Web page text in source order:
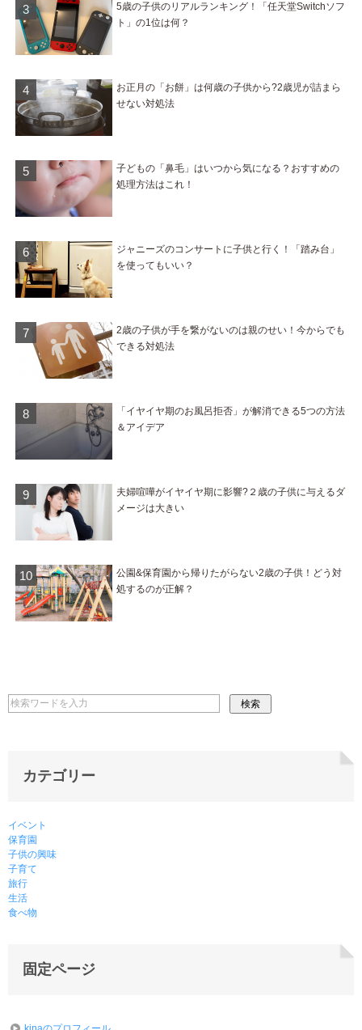
5歳の子供のリアルランキング！「任天堂Switchソフ
ト」の1位は何？
お正月の「お餅」は何歳の子供から?2歳児が詰まら
せない対処法
子どもの「鼻毛」はいつから気になる？おすすめの
処理方法はこれ！
ジャニーズのコンサートに子供と行く！「踏み台」
を使ってもいい？
2歳の子供が手を繋がないのは親のせい！今からでも
できる対処法
「イヤイヤ期のお風呂拒否」が解消できる5つの方法
＆アイデア
夫婦喧嘩がイヤイヤ期に影響?２歳の子供に与えるダ
メージは大きい
公園&保育園から帰りたがらない2歳の子供！どう対
処するのが正解？
カテゴリー
イベント
保育園
子供の興味
子育て
旅行
生活
食べ物
固定ページ